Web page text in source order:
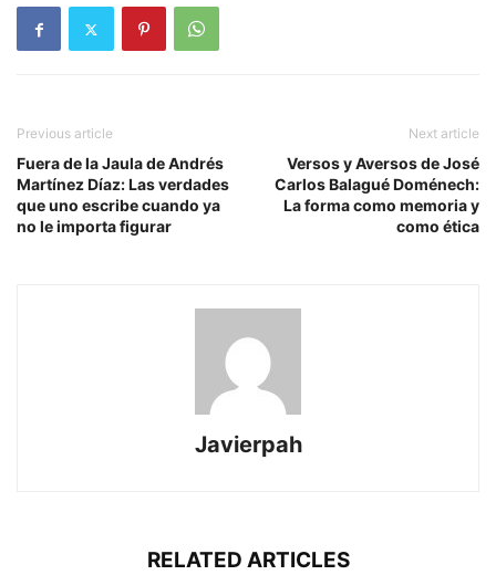
Previous article
Fuera de la Jaula de Andrés
Martínez Díaz: Las verdades
que uno escribe cuando ya
no le importa figurar
Next article
Versos y Aversos de José
Carlos Balagué Doménech:
La forma como memoria y
como ética
Javierpah
RELATED ARTICLES